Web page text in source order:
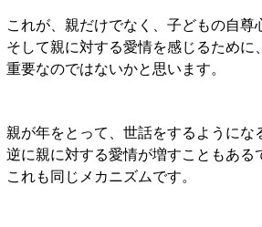
これが、親だけでなく、子どもの自尊
そして親に対する愛情を感じるために、
重要なのではないかと思います。
親が年をとって、世話をするようにな
逆に親に対する愛情が増すこともある
これも同じメカニズムです。